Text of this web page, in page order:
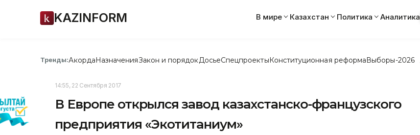
KAZINFORM В мире Казахстан Политика Аналитика
Тренды:АкордаНазначенияЗакон и порядок ДосьеСпецпроектыКонституционная реформаВыборы-2026
14:55, 22 Сентября 2017
В Европе открылся завод казахстанско-французского
предприятия «Экотитаниум»